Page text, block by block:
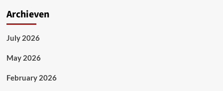
Archieven
July 2026
May 2026
February 2026